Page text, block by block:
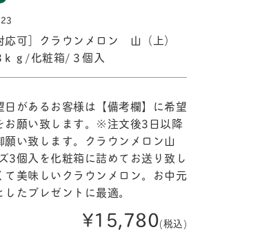
応可］クラウンメロン 山（上）
ｇ/化粧箱/３個入
日があるお客様は【備考欄】に希望
お願い致します。※注文後3日以降
願い致します。クラウンメロン山
3個入を化粧箱に詰めてお送り致し
て美味しいクラウンメロン。お中元
たプレゼントに最適。
¥15,780(税込)